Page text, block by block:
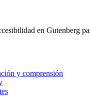
en Gutenberg
y comprensión